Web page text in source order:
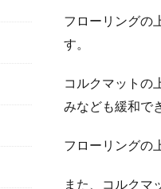
フローリングの
す。
コルクマットの
みなども緩和で
フローリングの
また、コルクマ